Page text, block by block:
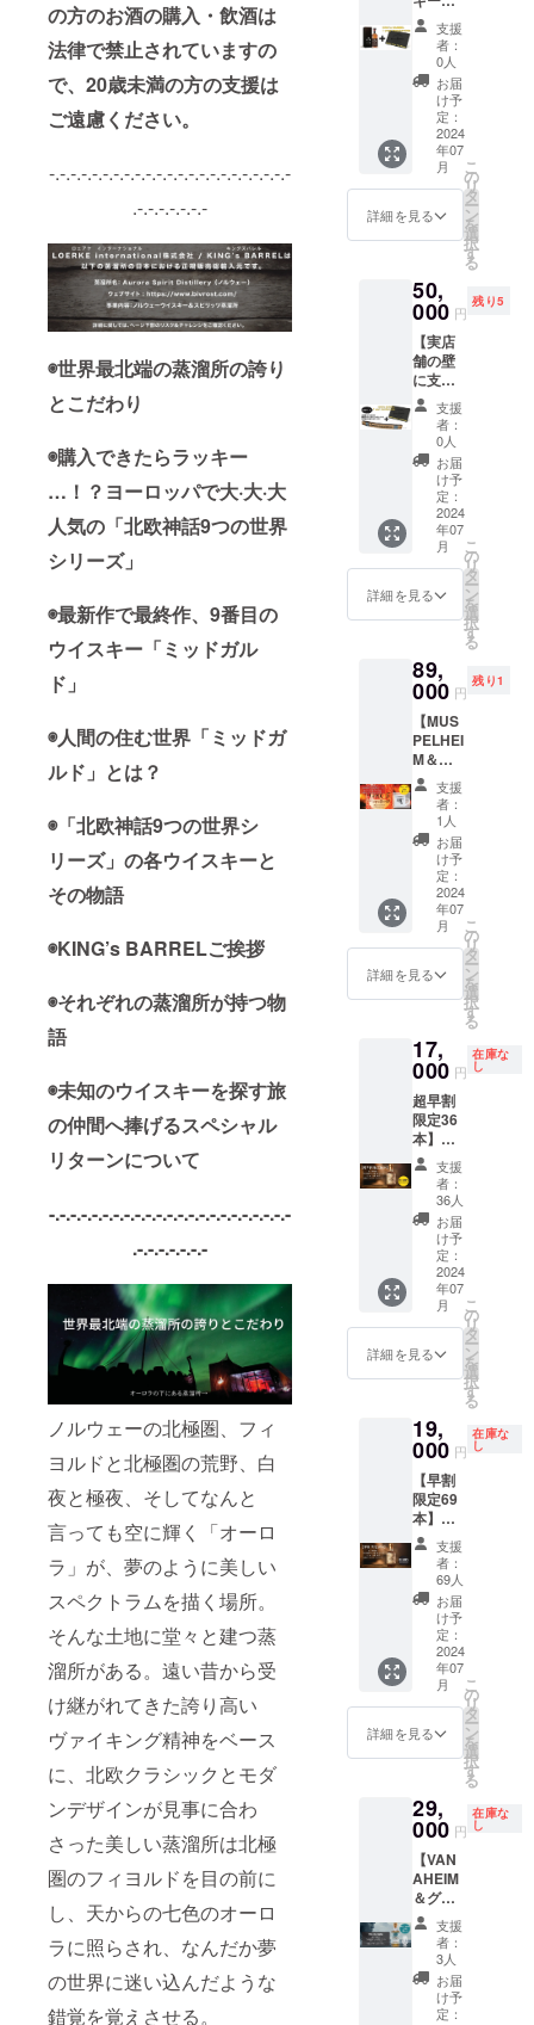
の方のお酒の購入・飲酒は
法律で禁止されていますの
で、20歳未満の方の支援は
ご遠慮ください。
-.-.-.-.-.-.-.-.-.-.-.-.-.-.-.-.-.-.-.-.-.-.-
.-.-.-.-.-.-.-
◉世界最北端の蒸溜所の誇り
とこだわり
◉購入できたらラッキー
…！？ヨーロッパで大·大·大
人気の「北欧神話9つの世界
シリーズ」
◉最新作で最終作、9番目の
ウイスキー「ミッドガル
ド」
◉人間の住む世界「ミッドガ
ルド」とは？
◉「北欧神話9つの世界シ
リーズ」の各ウイスキーと
その物語
◉KING’s BARRELご挨拶
◉それぞれの蒸溜所が持つ物
語
◉未知のウイスキーを探す旅
の仲間へ捧げるスペシャル
リターンについて
-.-.-.-.-.-.-.-.-.-.-.-.-.-.-.-.-.-.-.-.-.-.-
.-.-.-.-.-.-.-
ノルウェーの北極圏、フィ
ヨルドと北極圏の荒野、白
夜と極夜、そしてなんと
言っても空に輝く「オーロ
ラ」が、夢のように美しい
スペクトラムを描く場所。
そんな土地に堂々と建つ蒸
溜所がある。遠い昔から受
け継がれてきた誇り高い
ヴァイキング精神をベース
に、北欧クラシックとモダ
ンデザインが見事に合わ
さった美しい蒸溜所は北極
圏のフィヨルドを目の前に
し、天からの七色のオーロ
ラに照らされ、なんだか夢
の世界に迷い込んだような
錯覚を覚えさせる。
のお名
前でお
呼びし
ます。
（オプ
ション
でお好
きな性
別を選
択して
い） ＊
ドイツ
になる
かヴァ
イキン
グ名に
なるか
はお楽
しみ。
1年間有
効：
2024/7/
1から
2025/6/
30ま
で。 た
だし、
2024/7/
1以前に
実店舗
がオー
ている
場合、
当クラ
ファン
にて
「KING'
s
BARRE
Lショッ
プ限
定・冒
険の仲
間メン
バー
カー
ド」の
支援者
になっ
ていた
方は、
実店舗
来店時
にそれ
を証明
する
メール
等を店
舗ス
タッフ
にお見
せいた
だく
と、メ
ンバー
カード
発送前
でもメ
ご利用
になれ
ます。
（税・
送料込
み）
場合の
み 【特
典２】
メン
バー期
間中、
KING`s
BARRE
L公式オ
ショッ
プでい
でお買
い物が
できま
す。 ＊
7％OFF
は当ク
ラファ
ンの
み！当
クラ
ファン
終了後
に会員
になっ
た場合
バー割
引は
となり
ます。
＊楽天
ショッ
プでは
適用さ
れませ
ん。
【特典
３】実
店舗に
てメン
バー限
定のテ
イス
ティン
グあ
り。
【特典
KING's
BARRE
Lがラン
ダムで
各メン
バー様
のドイ
ツ/ヴァ
イキン
グ名を
付け、
カード
にスタ
ンプし
ます。
＊店舗
ではそ
のお名
前でお
ます。
（オプ
ション
でお好
きな性
別を選
択して
くださ
い） ＊
ドイツ
の名前
になる
かヴァ
イキン
グ名に
なるか
はお楽
しみ。
1年間有
2024/7/
1から
2025/6/
30ま
で。 た
だし、
2024/7/
1以前に
実店舗
がオー
プンし
ている
ン） / 原
産国：
ノル
ウェー
・
KING's
BARRE
Lショッ
プ＆オ
ンライ
ショッ
プ特別
0円）
（税・
送料込
み）
■KING'
s
BARRE
Lショッ
プ＆オ
ンライ
ショッ
プ・冒
険の仲
カード
（特別
典 有効
期間
中、実
店舗＆
公式オ
ンライ
ン
ショッ
プで使
える会
員特典
付きメ
ンバー
カー
ド。
１】メ
ンバー
中、い
つでも
12％OF
Fでお買
い物が
できま
す。 ＊
12％OF
Fは当ク
ラファ
ンの
み！当
クラ
ファン
終了後
に会員
になっ
た場合
のメン
引は
10％OF
Fとなり
ます。
＊実店
舗にて
お買い
上げの
場合の
み 【特
典２】
メン
バー期
間中、
KING`s
BARRE
L公式オ
ンライ
ン
プでい
つでも
7％OFF
でお買
い物が
できま
す。 ＊
7％OFF
は当ク
ラファ
ンの
み！当
の壁に
その
ネーム
プレー
トを掲
げま
す。 ＊
備考欄
にプ
レート
に入れ
たい名
で記載
してく
ださ
い。 ＊
悪質な
ネーミ
ングと
判断し
た場
合、変
更をお
願いす
る場合
があり
ます。
期間：
2024年
店舗
オープ
ン初日
から、
当プロ
ジェク
トでご
支援し
ていた
だく店
舗が存
続する
限り掲
載。 ■
（KING'
s
BARRE
Lショッ
ンライ
ン
ショッ
プ・冒
険の仲
間メン
バー
カード
（特別
会員
権） 有
効期間
中、横
浜スタ
ジアム
KING's
BARRE
＆公式
オンラ
イン
ショッ
プでの
み使え
る会員
特典付
きメン
バー
カー
ド。
【特典
１】メ
ンバー
期間
中、い
つでも
12％OF
い物が
できま
す。 ＊
12％OF
Fは当ク
ラファ
ンの
み！当
クラ
ファン
終了後
に会員
売価格
から
7,000円
オフに
てご提
供致し
ます。
29,000
円 →
22,000
円
割引率
は製品
販売予
定価格
に対す
るもの
です。
本クラ
ウド
ファン
ディン
グにお
けるこ
のプロ
ジェク
トにて
「BIVR
ガルド
北極シ
ングル
モルト
ウイス
キー」
の日本
先行販
売を行
いま
す。本
数限定
のリミ
テッド
商品の
このプ
ロジェ
当社確
保在庫
分が
残った
場合に
限り通
常販売
を致し
ます。
■内容
BIVRO
STミッ
ドガル
ド 本数
グルモ
ルトウ
46% /
500ml ×
1本（販
売予定
価格
29,000
円） ※
これは
お酒で
す。20
才未満
の方は
購入不
可とな
りま
フロキ/
シープ
ダング
＆
KING's
BARRE
Lショッ
プ＆オ
ンライ
ン
ショッ
プ・冒
バー
カード
（特別
会員
権）】
限定100
セッ
ト！ 羊
のフン
でス
モーク
した
100％ア
イスラ
ンド産
シング
ルモル
キ」と
実店舗
ライン
ショッ
プの
KING’s
BARRE
L特別会
員権の
お得な
セッ
ト。 ■
内容 ・
フロキ
シング
ルモル
ダン
グ・ス
モーク
ドリ
ザー
ブ 箱
入 /
47% /
700ml×
1本（通
常販売
価格
10,900
円）ア
イスラ
・
KING's
BARRE
プ＆オ
ンライ
ン
ショッ
プ特別
会員権
（15,00
0円）
（税・
送料込
み）
■KING'
BARRE
Lショッ
ンライ
ン
険の仲
間メン
バー
カード
（特別
会員
権） 有
効期間
中、実
店舗＆
公式オ
支援
者：
0人
お届
け予
定：
2024
年07
月
詳細を見る
こ
の
リ
タ
ー
ン
を
選
択
す
る
50,
000 円
残り5
【実店
舗の壁
に支援
者の方
の特別
バレ
ル・
ネーム
プレー
トを掲
げま
す！】
5名様限
定！特
別バレ
プレー
ト＆ス
ペシャ
ル冒険
の仲間
メン
バー
カード
（特別
会員
権） ■
内容
（ネー
ムプ
レー
ト） 支
援者の
名前で
樽材の
プレー
トを作
成し、
もうす
ぐオー
プンす
る実店
舗の壁
にその
ネーム
プレー
トを掲
げま
す。 ■
W：
40〜
46cm /
厚み：
約5cm /
重さ：
約0.5kg
/ オーク
材 ＊備
考欄に
プレー
トに入
れたい
名前を
アル
ベット
で記載
い。 ＊
サイズ
は目安
です、
変更と
なる場
合もあ
りま
す。 ＊
悪質な
ネーミ
支援
者：
0人
お届
け予
定：
2024
年07
月
詳細を見る
こ
の
リ
タ
ー
ン
を
選
択
す
る
89,
000 円
残り1
【MUS
PELHEI
M＆マ
グSET
限定2
セッ
ト】 限
定2セッ
トの
み！
BIVRO
ST『北
欧神話9
つの世
界シ
数限定
北極シ
ングル
モルト
ウイス
キー第3
番「ム
スペル
ハイ
ム」と
蒸溜所
でも使
用され
ている
BIVRO
STオリ
ジナル
このリ
ターン
「BIVR
OST
ミッド
ガルド
北極シ
ングル
モルト
ウイス
キー」
は含ま
れませ
ん。
「BIVR
OST 北
イス
キー」
は本数
限定の
リミ
テッド
商品の
ため、
このプ
ロジェ
クト終
了後に
支援
者：
1人
お届
け予
定：
2024
年07
月
詳細を見る
こ
の
リ
タ
ー
ン
を
選
択
す
る
17,
000 円
在庫な
し
超早割
限定36
本】
BIVRO
ST『北
欧神話9
つの世
界シ
リーズ/
ミッド
ガル
ド』 本
数限定
北極シ
ングル
キーを
限定36
本のみ
予定販
売価格
から
12,000
円オフ
にてご
提供致
しま
す。
29,000
円 →
17,000
円
（税・
は製品
本体の
定価格
に対す
るもの
です。
本クラ
ウド
ファン
ディン
グにお
支援
者：
36人
お届
け予
定：
2024
年07
月
詳細を見る
こ
の
リ
タ
ー
ン
を
選
択
す
る
19,
000 円
在庫な
し
【早割
限定69
本】
BIVRO
ST『北
欧神話9
つの世
界シ
リーズ/
ミッド
ガル
ド』 本
数限定
北極シ
ングル
キーを
限定69
本のみ
予定販
売価格
から
10,000
円オフ
にてご
提供致
しま
す。
支援
者：
69人
お届
け予
定：
2024
年07
月
詳細を見る
こ
の
リ
タ
ー
ン
を
選
択
す
る
29,
000 円
在庫な
し
【VAN
AHEIM
＆グラ
スSET
限定3
セッ
ト】 限
定3セッ
トの
支援
者：
3人
お届
け予
定：